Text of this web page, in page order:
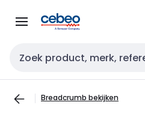
naar
naar
Zoekveld invoer
Breadcrumb bekijken